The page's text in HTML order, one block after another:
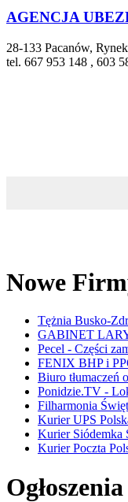
AGENCJA
28-133 Pacanów,
tel. 667 953 148 , 603
Nowe
Tężnia Busko-
GABINET
Pecel - Części
FENIX BHP i
Biuro tłumaczeń
Ponidzie.TV -
Filharmonia
Kurier UPS
Kurier Siódemka
Kurier Poczta
Ogłoszenia